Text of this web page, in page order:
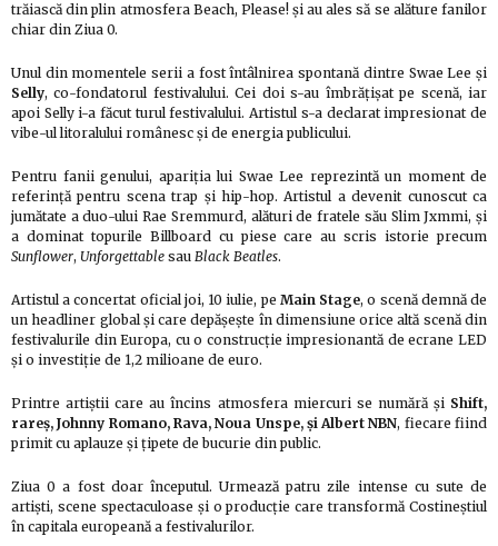
trăiască din plin atmosfera Beach, Please! și au ales să se alăture fanilor
chiar din Ziua 0.
Unul din momentele serii a fost întâlnirea spontană dintre Swae Lee și
Selly, co-fondatorul festivalului. Cei doi s-au îmbrățișat pe scenă, iar
apoi Selly i-a făcut turul festivalului. Artistul s-a declarat impresionat de
vibe-ul litoralului românesc și de energia publicului.
Pentru fanii genului, apariția lui Swae Lee reprezintă un moment de
referință pentru scena trap și hip-hop. Artistul a devenit cunoscut ca
jumătate a duo-ului Rae Sremmurd, alături de fratele său Slim Jxmmi, și
a dominat topurile Billboard cu piese care au scris istorie precum
Sunflower, Unforgettable sau Black Beatles.
Artistul a concertat oficial joi, 10 iulie, pe Main Stage, o scenă demnă de
un headliner global și care depășește în dimensiune orice altă scenă din
festivalurile din Europa, cu o construcție impresionantă de ecrane LED
și o investiție de 1,2 milioane de euro.
Printre artiștii care au încins atmosfera miercuri se numără și Shift,
rareș, Johnny Romano, Rava, Noua Unspe, și Albert NBN, fiecare fiind
primit cu aplauze și țipete de bucurie din public.
Ziua 0 a fost doar începutul. Urmează patru zile intense cu sute de
artiști, scene spectaculoase și o producție care transformă Costineștiul
în capitala europeană a festivalurilor.